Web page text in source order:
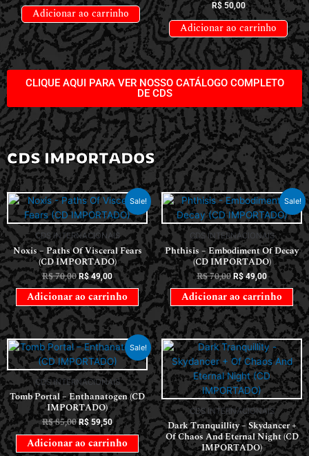
Adicionar ao carrinho
R$50,00
Adicionar ao carrinho
CLIQUE AQUI PARA VER NOSSO CATÁLOGO COMPLETO
DE CDS
CDS IMPORTADOS
Sale!
CDS INTERNACIONAIS
Noxis – Paths Of Visceral Fears
(CD IMPORTADO)
R$70,00 R$49,00
Adicionar ao carrinho
Sale!
CDS INTERNACIONAIS
Phthisis – Embodiment Of Decay
(CD IMPORTADO)
R$70,00 R$49,00
Adicionar ao carrinho
Sale!
CDS INTERNACIONAIS
Tomb Portal – Enthanatogen (CD
IMPORTADO)
R$85,00 R$59,50
Adicionar ao carrinho
CDS INTERNACIONAIS
Dark Tranquillity – Skydancer +
Of Chaos And Eternal Night (CD
IMPORTADO)